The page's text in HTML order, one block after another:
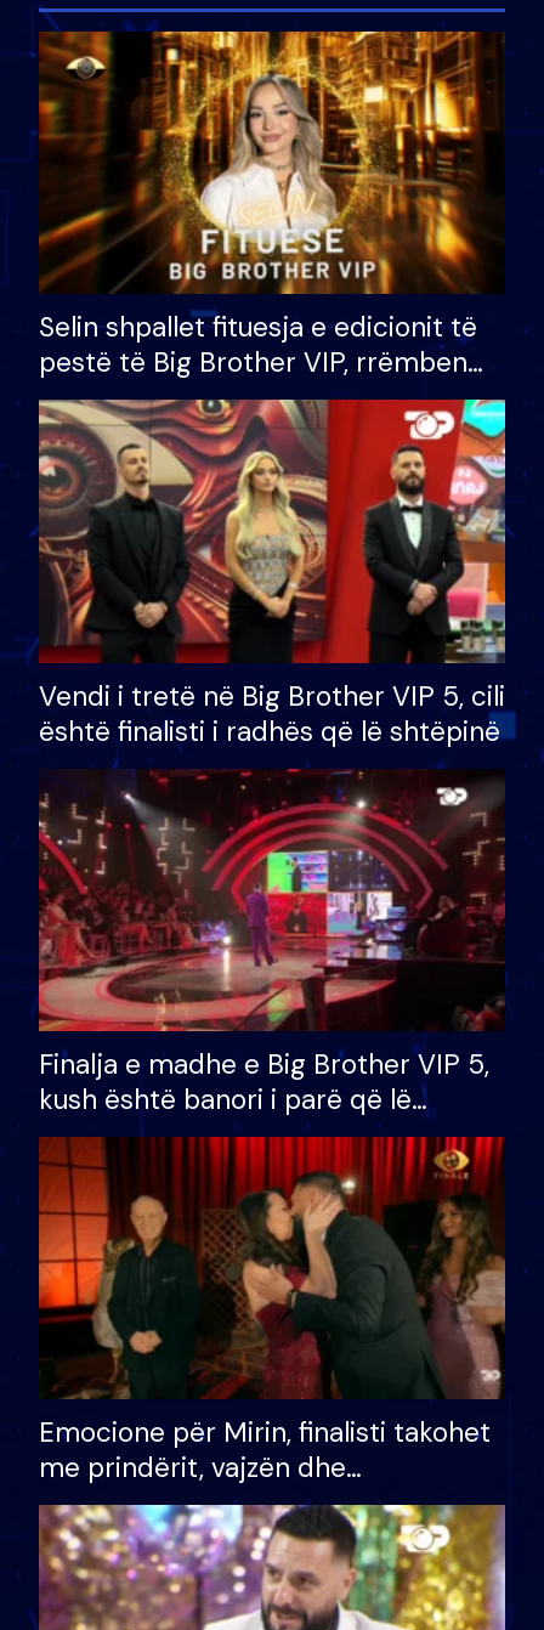
Selin shpallet fituesja e edicionit të
pestë të Big Brother VIP, rrëmben
çmimin e madh prej 100 mijë eurosh
Vendi i tretë në Big Brother VIP 5, cili
është finalisti i radhës që lë shtëpinë
Finalja e madhe e Big Brother VIP 5,
kush është banori i parë që lë
shtëpinë dhe humb mundësinë për
të fituar çmimin e madh
Emocione për Mirin, finalisti takohet
me prindërit, vajzën dhe
bashkëshorten: S’kemi ndonjë letër
divorci apo jo?